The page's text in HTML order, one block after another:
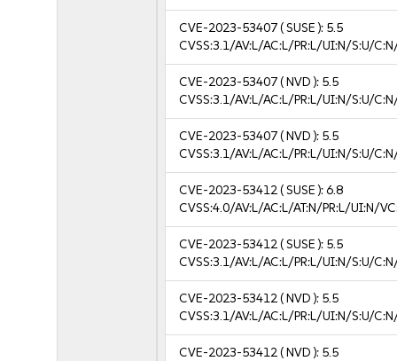
CVE-2023-53407( SUSE ): 5.5
CVSS:3.1/AV:L/AC:L/PR:L/UI:N/S:U/
CVE-2023-53407( NVD ): 5.5
CVSS:3.1/AV:L/AC:L/PR:L/UI:N/S:U/
CVE-2023-53407( NVD ): 5.5
CVSS:3.1/AV:L/AC:L/PR:L/UI:N/S:U/
CVE-2023-53412( SUSE ):6.8
CVSS:4.0/AV:L/AC:L/AT:N/PR:L/UI:N/
CVE-2023-53412( SUSE ): 5.5
CVSS:3.1/AV:L/AC:L/PR:L/UI:N/S:U/
CVE-2023-53412( NVD ): 5.5
CVSS:3.1/AV:L/AC:L/PR:L/UI:N/S:U/
CVE-2023-53412( NVD ): 5.5